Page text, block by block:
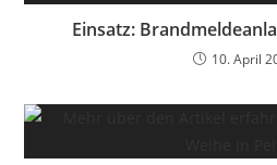
Einsatz:
10. April